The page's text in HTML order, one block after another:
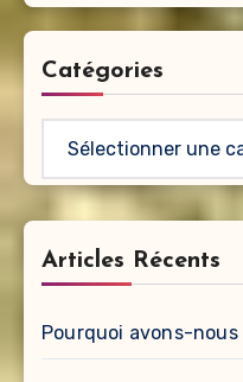
Catégories
Articles Récents
Pourquoi avons-